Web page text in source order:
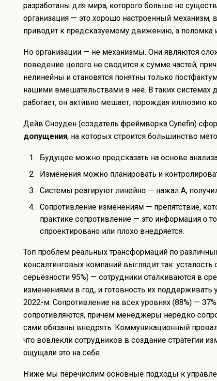
разработаны для мира, которого больше не
организация — это хорошо настроенный механизм,
приводит к предсказуемому движению, а поломка
Но организации — не механизмы. Они являются
поведение целого не сводится к сумме частей,
нелинейны и становятся понятны только
нашими вмешательствами в неё. В таких системах
работает, он активно мешает, порождая иллюзию
Дейв Сноуден (создатель фреймворка Cynefin)
допущения, на которых строится большинство
Будущее можно предсказать на основе
Изменения можно планировать и
Системы реагируют линейно — нажал A,
Сопротивление изменениям — препятствие,
практике сопротивление — это информация о
спроектировано или плохо внедряется.
Топ проблем реальных трансформаций по
консалтинговых компаний выглядит так:
серьёзности 95%) — сотрудники сталкиваются в
изменениями в год, и готовность их поддерживать
2022-м. Сопротивление на всех уровнях (88%) —
сопротивляются, причём менеджеры нередко
сами обязаны внедрять. Коммуникационный
что вовлекли сотрудников в создание стратегии
ощущали это на себе.
Ниже мы перечислим основные подходы к